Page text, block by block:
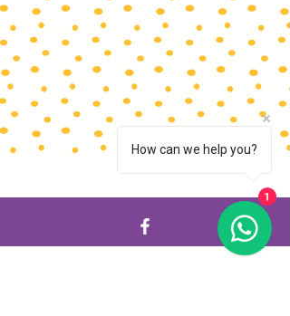
Listar por
Filtros
Limpar tudo
Limpar tudo
Mostrar itens
Mostrar itens
Livro Bandele
Livro Bandele
How can we help you?
1